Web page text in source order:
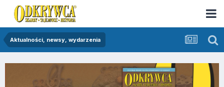
Aktualności, newsy, wydarzenia